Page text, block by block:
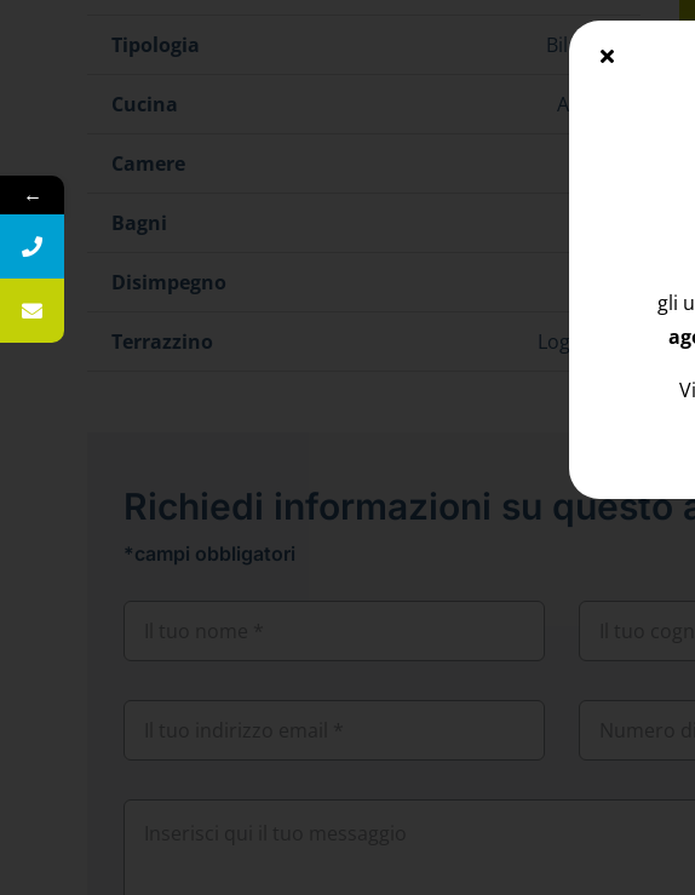
Tipologia Bilocale
Cucina A vista
Camere
Bagni
Disimpegno
Terrazzino Loggiato
Richiedi informazioni su questo
*campi obbligatori
gli
←